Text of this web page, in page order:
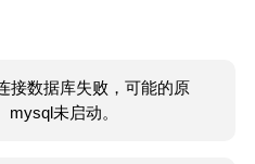
接数据库失败，可能的原
mysql未启动。